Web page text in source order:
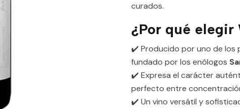
curados.
¿Por qué elegir
✔️ Producido por uno de los
fundado por los enólogos
✔️ Expresa el carácter
perfecto entre
✔️ Un vino versátil y